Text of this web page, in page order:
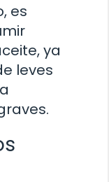
es
ya
leves